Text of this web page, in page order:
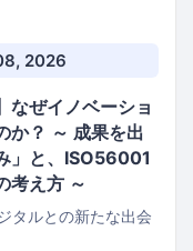
2026
なぜイノベーショ
か？ ～ 成果を出
」と、ISO56001
考え方 ～
タルとの新たな出会